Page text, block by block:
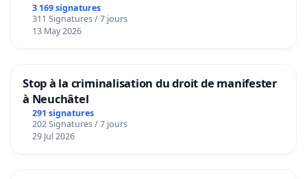
3 169 signatures
311 Signatures / 7 jours
13 May 2026
Stop à la criminalisation du droit de manifester
à Neuchâtel
291 signatures
202 Signatures / 7 jours
29 Jul 2026